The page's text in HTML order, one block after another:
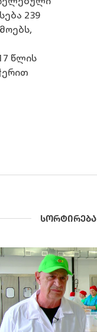
239
წლის
ᲡᲝᲠᲢᲘᲠᲔᲑᲐ